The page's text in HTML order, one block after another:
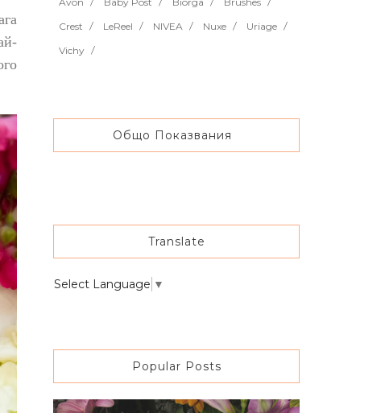
Crest
LeReel NIVEA Nuxe
Uriage
Vichy
Общо Показвания
Translate
Select Language ▼
Popular Posts